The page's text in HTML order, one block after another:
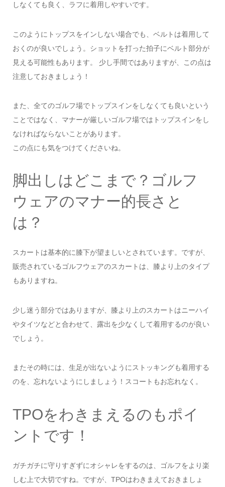
しなくても良く、ラフに着用しやすいです。
このようにトップスをインしない場合でも、ベルトは着用して
おくのが良いでしょう。ショットを打った拍子にベルト部分が
見える可能性もあります。 少し手間ではありますが、この点は
注意しておきましょう！
また、全てのゴルフ場でトップスインをしなくても良いという
ことではなく、マナーが厳しいゴルフ場ではトップスインをし
なければならないことがあります。
この点にも気をつけてくださいね。
脚出しはどこまで？ゴルフ
ウェアのマナー的長さと
は？
スカートは基本的に膝下が望ましいとされています。ですが、
販売されているゴルフウェアのスカートは、膝より上のタイプ
もありますね。
少し迷う部分ではありますが、膝より上のスカートはニーハイ
やタイツなどと合わせて、露出を少なくして着用するのが良い
でしょう。
またその時には、生足が出ないようにストッキングも着用する
のを、忘れないようにしましょう！スコートもお忘れなく。
TPOをわきまえるのもポイ
ントです！
ガチガチに守りすぎずにオシャレをするのは、ゴルフをより楽
しむ上で大切ですね。ですが、TPOはわきまえておきましょ